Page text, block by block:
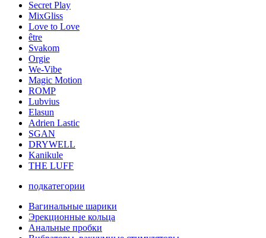
Secret Play
MixGliss
Love to Love
être
Svakom
Orgie
We-Vibe
Magic Motion
ROMP
Lubvius
Elasun
Adrien Lastic
SGAN
DRYWELL
Kanikule
THE LUFF
подкатегории
Вагинальные шарики
Эрекционные кольца
Анальные пробки